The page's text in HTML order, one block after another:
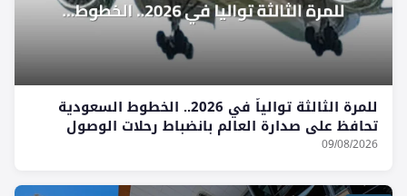
للمرة الثالثة توالياً في 2026.. الخطوط السعودية
تحافظ على صدارة العالم بانضباط رحلات الوصول
09/08/2026